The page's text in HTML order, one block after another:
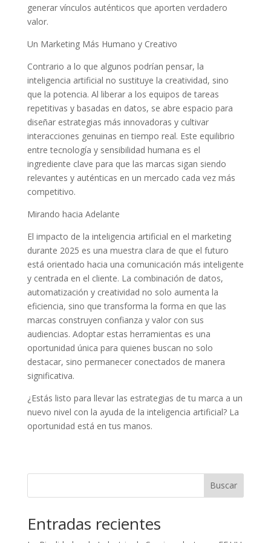
generar vínculos auténticos que aporten verdadero
valor.
Un Marketing Más Humano y Creativo
Contrario a lo que algunos podrían pensar, la
inteligencia artificial no sustituye la creatividad, sino
que la potencia. Al liberar a los equipos de tareas
repetitivas y basadas en datos, se abre espacio para
diseñar estrategias más innovadoras y cultivar
interacciones genuinas en tiempo real. Este equilibrio
entre tecnología y sensibilidad humana es el
ingrediente clave para que las marcas sigan siendo
relevantes y auténticas en un mercado cada vez más
competitivo.
Mirando hacia Adelante
El impacto de la inteligencia artificial en el marketing
durante 2025 es una muestra clara de que el futuro
está orientado hacia una comunicación más inteligente
y centrada en el cliente. La combinación de datos,
automatización y creatividad no solo aumenta la
eficiencia, sino que transforma la forma en que las
marcas construyen confianza y valor con sus
audiencias. Adoptar estas herramientas es una
oportunidad única para quienes buscan no solo
destacar, sino permanecer conectados de manera
significativa.
¿Estás listo para llevar las estrategias de tu marca a un
nuevo nivel con la ayuda de la inteligencia artificial? La
oportunidad está en tus manos.
Buscar
Entradas recientes